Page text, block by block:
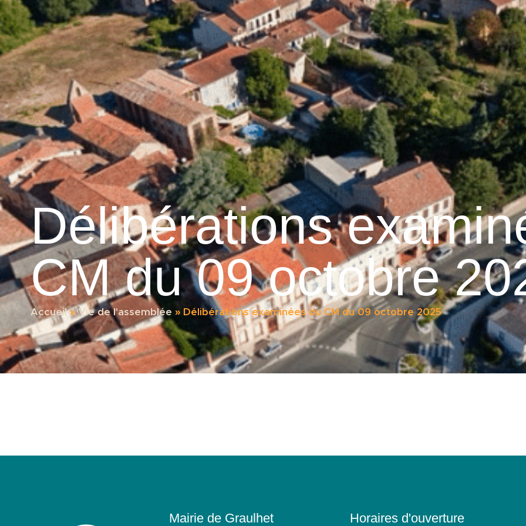
principal
Graulhet et le cuir Accueil Découvrir Graulhet Vie municipale Graulhet au quotidien
Délibérations
CM du 09 octobre
Accueil»Vie de l'assemblée » Délibérations examinées du CM du 09 octobre 2025
Mairie de Graulhet Horaires d'ouverture